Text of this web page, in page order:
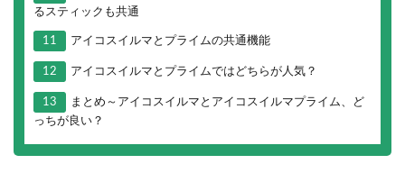
るスティックも共通
11 アイコスイルマとプライムの共通機能
12 アイコスイルマとプライムではどちらが人気？
13
まとめ～アイコスイルマとアイコスイルマプライム、ど
っちが良い？